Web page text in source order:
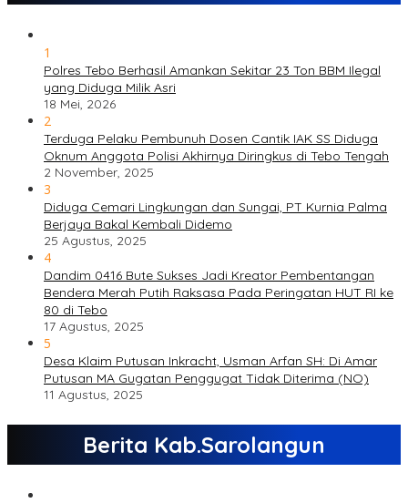
1
Polres Tebo Berhasil Amankan Sekitar 23 Ton BBM Ilegal
yang Diduga Milik Asri
18 Mei, 2026
2
Terduga Pelaku Pembunuh Dosen Cantik IAK SS Diduga
Oknum Anggota Polisi Akhirnya Diringkus di Tebo Tengah
2 November, 2025
3
Diduga Cemari Lingkungan dan Sungai, PT Kurnia Palma
Berjaya Bakal Kembali Didemo
25 Agustus, 2025
4
Dandim 0416 Bute Sukses Jadi Kreator Pembentangan
Bendera Merah Putih Raksasa Pada Peringatan HUT RI ke
80 di Tebo
17 Agustus, 2025
5
Desa Klaim Putusan Inkracht, Usman Arfan SH: Di Amar
Putusan MA Gugatan Penggugat Tidak Diterima (NO)
11 Agustus, 2025
Berita Kab.Sarolangun